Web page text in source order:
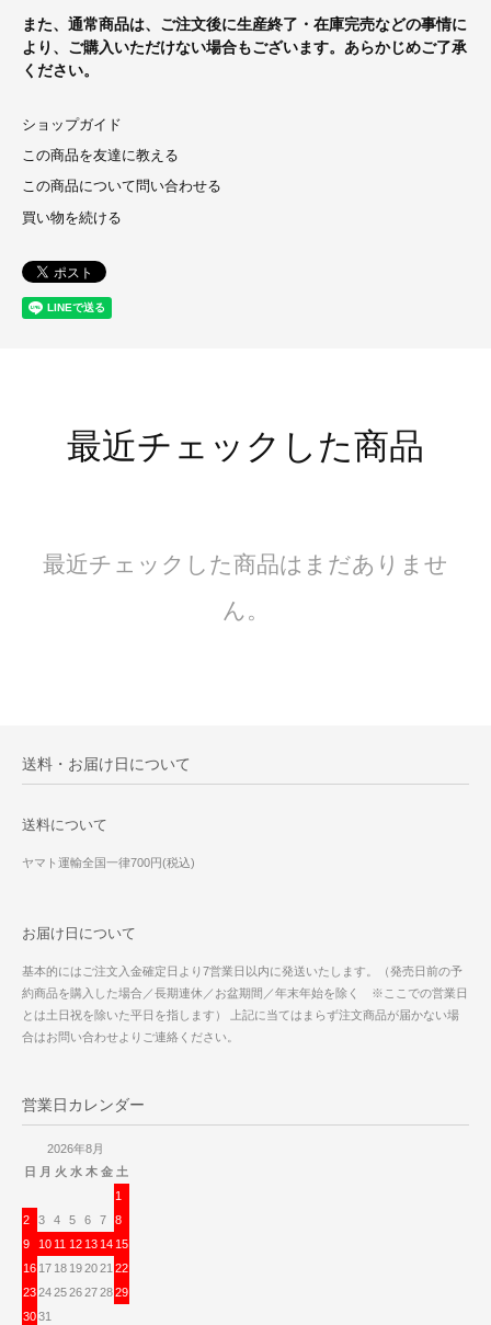
また、通常商品は、ご注文後に生産終了・在庫完売などの事情に
より、ご購入いただけない場合もございます。あらかじめご了承
ください。
ショップガイド
この商品を友達に教える
この商品について問い合わせる
買い物を続ける
最近チェックした商品
最近チェックした商品はまだありませ
ん。
送料・お届け日について
送料について
ヤマト運輸全国一律700円(税込)
お届け日について
基本的にはご注文入金確定日より7営業日以内に発送いたします。（発売日前の予
約商品を購入した場合／長期連休／お盆期間／年末年始を除く ※ここでの営業日
とは土日祝を除いた平日を指します） 上記に当てはまらず注文商品が届かない場
合はお問い合わせよりご連絡ください。
営業日カレンダー
2026年8月
日 月 火 水 木 金 土
1
2
3 4 5 6 7
8
9
10 11 12 13 14 15
16 17 18 192021 22
23242526272829
3031